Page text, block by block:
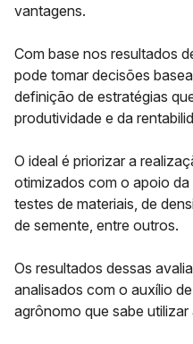
vantagens.
Com base nos resultados
pode tomar decisões
definição de estratégias
produtividade e da
O ideal é priorizar a
otimizados com o apoio da
testes de materiais, de
de semente, entre outros.
Os resultados dessas
analisados com o auxílio
agrônomo que sabe